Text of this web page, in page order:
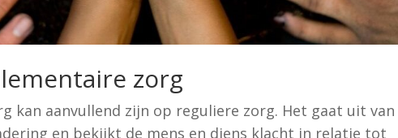
zorg
kan aanvullend zijn op reguliere zorg. Het gaat uit van
en bekijkt de mens en diens klacht in relatie tot